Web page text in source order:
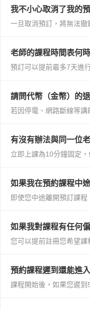
我不小心取消了我的
老師的課程時間表何
請問代幣（金幣）的
有沒有辦法與同一位
如果我在預約課程中
如果我對課程有任何
預約課程遲到還能進